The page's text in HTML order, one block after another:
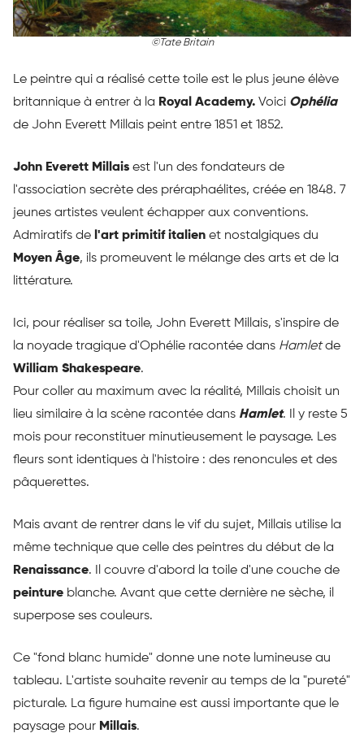
©Tate Britain
Le peintre qui a réalisé cette toile est le plus jeune élève
britannique à entrer à la Royal Academy. Voici Ophélia
de John Everett Millais peint entre 1851 et 1852.
John Everett Millais est l'un des fondateurs de
l'association secrète des préraphaélites, créée en 1848. 7
jeunes artistes veulent échapper aux conventions.
Admiratifs de l'art primitif italien et nostalgiques du
Moyen Âge, ils promeuvent le mélange des arts et de la
littérature.
Ici, pour réaliser sa toile, John Everett Millais, s'inspire de
la noyade tragique d'Ophélie racontée dans Hamletde
William Shakespeare.
Pour coller au maximum avec la réalité, Millais choisit un
lieu similaire à la scène racontée dans Hamlet. Il y reste 5
mois pour reconstituer minutieusement le paysage. Les
fleurs sont identiques à l'histoire : des renoncules et des
pâquerettes.
Mais avant de rentrer dans le vif du sujet, Millais utilise la
même technique que celle des peintres du début de la
Renaissance. Il couvre d'abord la toile d'une couche de
peinture blanche. Avant que cette dernière ne sèche, il
superpose ses couleurs.
Ce "fond blanc humide" donne une note lumineuse au
tableau. L'artiste souhaite revenir au temps de la "pureté"
picturale. La figure humaine est aussi importante que le
paysage pour Millais.